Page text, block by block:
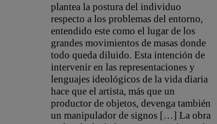
plantea la postura del individuo
respecto a los problemas del entorno,
entendido este como el lugar de los
grandes movimientos de masas donde
todo queda diluido. Esta intención de
intervenir en las representaciones y
lenguajes ideológicos de la vida diaria
hace que el artista, más que un
productor de objetos, devenga también
un manipulador de signos […] La obra